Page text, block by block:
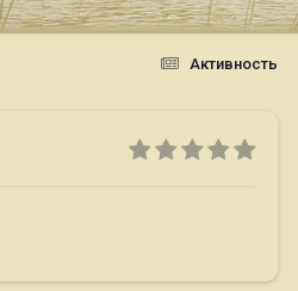
Активность